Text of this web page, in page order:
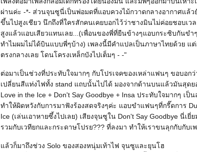
ผ่านค่ะ -*- ส่วนจุนซูนี่เป็นพ่อมดที่แอบควงไม้กวาดกลางอากาศแล้
ขึ้นไปสูงเชียว นึกถึงที่ใครสักคนเคยบอกไว้ว่าชางมินไม่ค่อยชอบเว
สูงแล้วแอบเสียวแทนเลย...(เพื่อนของพี่ที่ยืนข้างๆแอบกระซิบกันขำ
ทำไมผมไม่ได้บินแบบพี่ๆบ้าง) เพลงนี้มีคำแปลเป็นภาษาไทยด้วย แ
ตรงกลางเลย โดนโครงเหล็กบังไปเต็มๆ - -"
ต่อมาเป็นช่วงที่ประทับใจมากๆ กับโปรเจคของเหล่าแฟนๆ ขอบอ
เปลี่ยนสีแท่งไฟทั้ง stand แถบนั้นไปได้ มองจากด้านบนแล้วมันสุดย
Love in the Ice + Don't Say Goodbye + Insa ประทับใจมากๆ เ
ทำให้ผิดหวังกับการมาฟังร้องสดจริงๆค่ะ แอบขำแฟนๆที่กรี๊ดการ
Ice (เล่นเอาหายซึ้งไปเลย) เสียงจุนซูใน Don't Say Goodbye นี่เยี่
รวมกับเวทียกและกระดาษโปรย??? ที่ลงมา ทำให้เราขนลุกกับกับเ
ล้วก็มาถึงช่วง Solo ของสองหนุ่มเท้าไฟ จุนซูและยุนโฮ